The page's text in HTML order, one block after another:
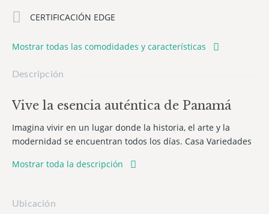
CERTIFICACIÓN EDGE
Mostrar todas las comodidades y características
Descripción
Vive la esencia auténtica de Panamá
Imagina vivir en un lugar donde la historia, el arte y la
modernidad se encuentran todos los días. Casa Variedades
mayor transformación y crecimiento de Panamá, a pocos
Este proyecto fue diseñado para personas que buscan algo
Mostrar toda la descripción
Ubicación